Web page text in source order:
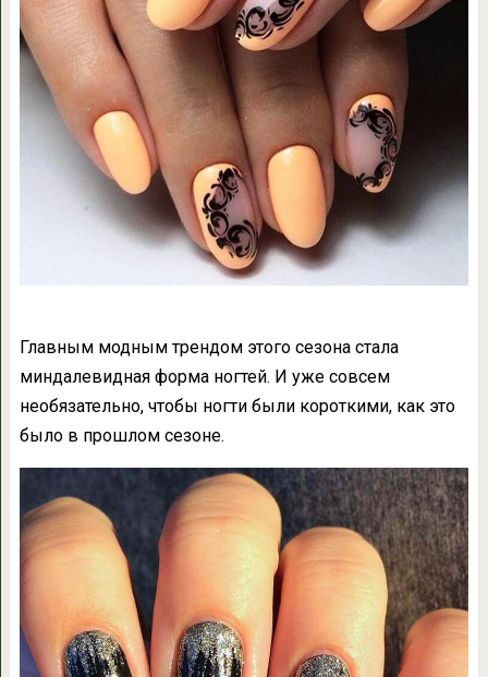
Главным модным трендом этого сезона стала
миндалевидная форма ногтей. И уже совсем
необязательно, чтобы ногти были короткими, как это
было в прошлом сезоне.